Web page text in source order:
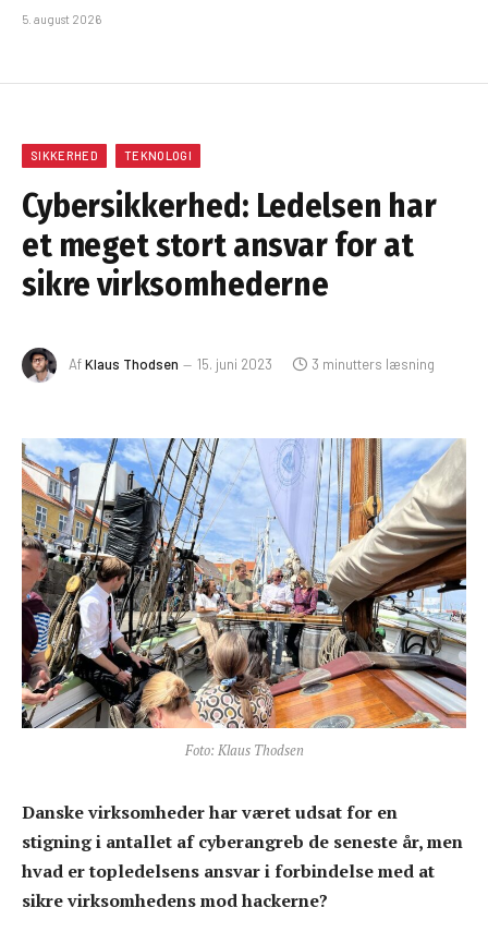
5. august 2026
SIKKERHED TEKNOLOGI
Cybersikkerhed: Ledelsen har
et meget stort ansvar for at
sikre virksomhederne
AfKlaus Thodsen 15. juni 2023 3 minutters læsning
Foto: Klaus Thodsen
Danske virksomheder har været udsat for en
stigning i antallet af cyberangreb de seneste år, men
hvad er topledelsens ansvar i forbindelse med at
sikre virksomhedens mod hackerne?